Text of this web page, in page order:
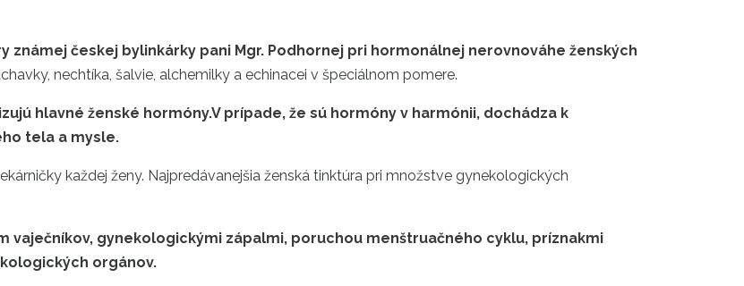
českej bylinkárky pani Mgr. Podhornej pri hormonálnej nerovnováhe ženských
nechtíka, šalvie, alchemilky a echinacei v špeciálnom pomere.
hlavné ženské hormóny.V prípade, že sú hormóny v harmónii, dochádza k
tela a mysle.
každej ženy. Najpredávanejšia ženská tinktúra pri množstve gynekologických
gynekologickými zápalmi, poruchou menštruačného cyklu, príznakmi
orgánov.